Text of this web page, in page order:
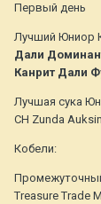
Первый день
Лучший Юниор
Дали
Канрит Дали
Лучшая сука
CH Zunda
Кобели:
Промежуточный
Treasure Trade